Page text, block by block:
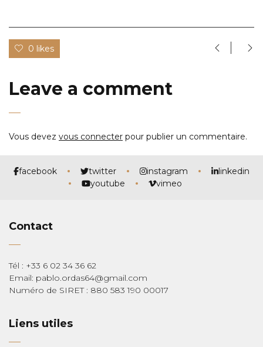
0 likes
Leave a comment
Vous devez vous connecter pour publier un commentaire.
facebook twitter instagram
linkedin
youtube
vimeo
Contact
Tél : +33 6 02 34 36 62
Email: pablo.ordas64@gmail.com
Numéro de SIRET : 880 583 190 00017
Liens utiles